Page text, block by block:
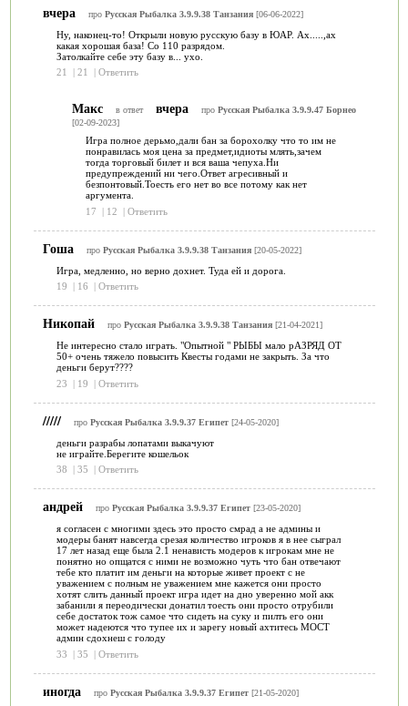
вчера про Русская Рыбалка 3.9.9.38 Танзания[06-06-2022]
Ну, наконец-то! Открыли новую русскую базу в ЮАР. Ах.....,ах
какая хорошая база! Со 110 разрядом.
Затолкайте себе эту базу в... ухо.
21
| 21 | Ответить
Макс в ответ вчера про Русская Рыбалка 3.9.9.47 Борнео
[02-09-2023]
Игра полное дерьмо,дали бан за борохолку что то им не
понравилась моя цена за предмет,идиоты млять,зачем
тогда торговый билет и вся ваша чепуха.Ни
предупреждений ни чего.Ответ агресивный и
безпонтовый.Тоесть его нет во все потому как нет
аргумента.
17
| 12 | Ответить
Гоша про Русская Рыбалка 3.9.9.38 Танзания[20-05-2022]
Игра, медленно, но верно дохнет. Туда ей и дорога.
19
| 16 | Ответить
Никопай про Русская Рыбалка 3.9.9.38 Танзания[21-04-2021]
Не интересно стало играть. "Опытной " РЫБЫ мало рАЗРЯД ОТ
50+ очень тяжело повысить Квесты годами не закрыть. За что
деньги берут????
23
| 19 | Ответить
///// про Русская Рыбалка 3.9.9.37 Египет[24-05-2020]
деньги разрабы лопатами выкачуют
не играйте.Берегите кошельок
38
| 35 | Ответить
андрей про Русская Рыбалка 3.9.9.37 Египет[23-05-2020]
я согласен с многими здесь это просто смрад а не админы и
модеры банят навсегда срезая количество игроков я в нее сыграл
17 лет назад еще была 2.1 ненависть модеров к игрокам мне не
понятно но опщатся с ними не возможно чуть что бан отвечают
тебе кто платит им деньги на которые живет проект с не
уважением с полным не уважением мне кажется они просто
хотят слить данный проект игра идет на дно уверенно мой акк
забанили я переодически донатил тоесть они просто отрубили
себе достаток тож самое что сидеть на суку и пилть его они
может надеются что тупее их и зарегу новый ахтитесь МОСТ
админ сдохнеш с голоду
33
| 35 | Ответить
иногда про Русская Рыбалка 3.9.9.37 Египет[21-05-2020]